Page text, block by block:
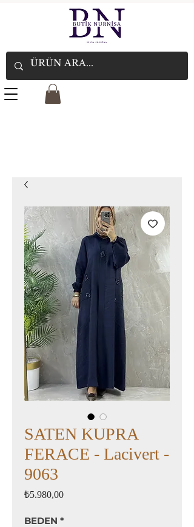
SATEN KUPRA
FERACE - Lacivert -
9063
₺5.980,00Fiyat
BEDEN *